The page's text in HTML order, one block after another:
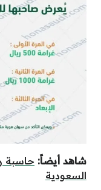
شاهد أيضاً: حاسبة
السعودية